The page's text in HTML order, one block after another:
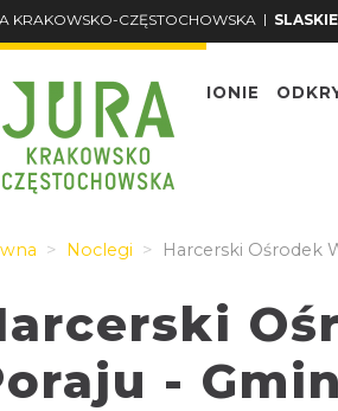
KRAKOWSKO-CZĘSTOCHOWSKA |
O REGIONIE
Noclegi Harcerski Ośrodek
-